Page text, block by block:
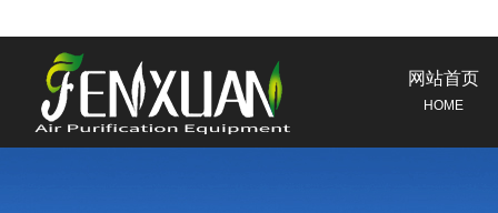
网站首页
HOME